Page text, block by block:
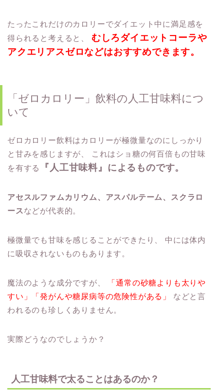
たったこれだけのカロリーでダイエット中に満足感を
得られると考えると、
むしろダイエットコーラや
アクエリアスゼロなどはおすすめできます。
「ゼロカロリー」飲料の人工甘味料につ
いて
ゼロカロリー飲料はカロリーが極微量なのにしっかり
と甘みを感じますが、
これはショ糖の何百倍もの甘味
を有する
『人工甘味料』によるものです。
アセスルファムカリウム、アスパルテーム、スクラロ
ースなどが代表的。
極微量でも甘味を感じることができたり、
中には体内
に吸収されないものもあります。
魔法のような成分ですが、
「通常の砂糖よりも太りや
すい」「発がんや糖尿病等の危険性がある」
などと言
われるのも珍しくありません。
実際どうなのでしょうか？
人工甘味料で太ることはあるのか？